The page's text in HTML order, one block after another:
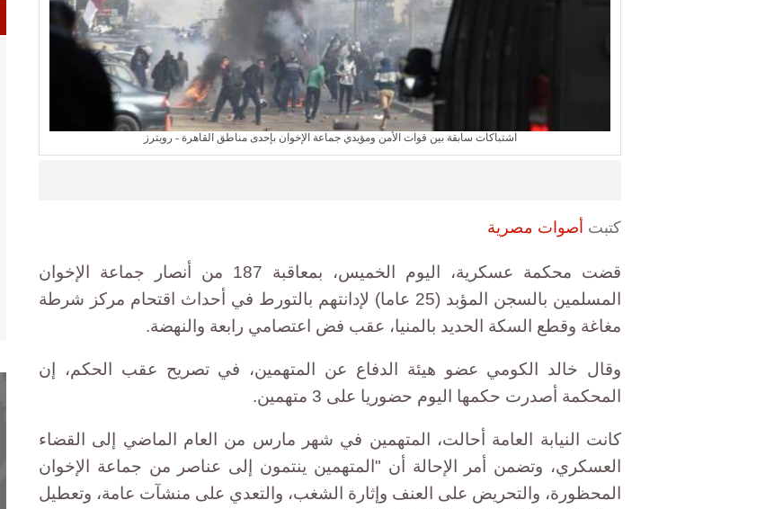
اشتباكات سابقة بين قوات الأمن ومؤيدي جماعة الإخوان بإحدى مناطق القاهرة - رويترز
كتبت أصوات مصرية
قضت محكمة عسكرية، اليوم الخميس، بمعاقبة 187 من أنصار جماعة الإخوان
المسلمين بالسجن المؤبد (25 عاما) لإدانتهم بالتورط في أحداث اقتحام مركز شرطة
مغاغة وقطع السكة الحديد بالمنيا، عقب فض اعتصامي رابعة والنهضة.
وقال خالد الكومي عضو هيئة الدفاع عن المتهمين، في تصريح عقب الحكم، إن
المحكمة أصدرت حكمها اليوم حضوريا على 3 متهمين.
كانت النيابة العامة أحالت، المتهمين في شهر مارس من العام الماضي إلى القضاء
العسكري، وتضمن أمر الإحالة أن "المتهمين ينتمون إلى عناصر من جماعة الإخوان
المحظورة، والتحريض على العنف وإثارة الشغب، والتعدي على منشآت عامة، وتعطيل